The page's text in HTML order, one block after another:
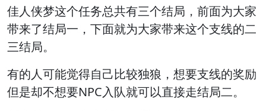
佳人侠梦这个任务总共有三个结局，前面为大家
带来了结局一，下面就为大家带来这个支线的二
三结局。
有的人可能觉得自己比较独狼，想要支线的奖励
但是却不想要NPC入队就可以直接走结局二。